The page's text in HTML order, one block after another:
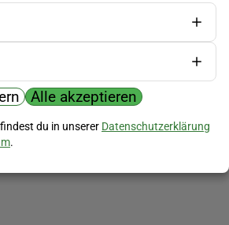
Alle akzeptieren
du in unserer Datenschutzerklärung
.